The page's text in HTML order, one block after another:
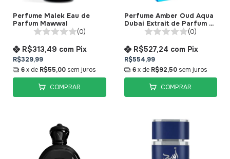
Perfume Malek Eau de
Parfum Mawwal
(0)
R$329,99
R$313,49 com Pix
6x de R$55,00 sem juros
COMPRAR
Perfume Amber Oud Aqua
Dubai Extrait de Parfum Al
Haramain
(0)
R$554,99
R$527,24 com Pix
6 x de R$92,50 sem juros
COMPRAR